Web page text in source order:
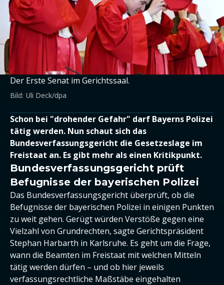
Der Erste Senat im Gerichtssaal.
Bild: Uli Deck/dpa
Schon bei "drohender Gefahr" darf Bayerns Polizei
tätig werden. Nun schaut sich das
Bundesverfassungsgericht die Gesetzeslage im
Freistaat an. Es gibt mehr als einen Kritikpunkt.
Bundesverfassungsgericht prüft
Befugnisse der bayerischen Polizei
Das Bundesverfassungsgericht überprüft, ob die
Befugnisse der bayerischen Polizei in einigen Punkten
zu weit gehen. Gerügt würden Verstöße gegen eine
Vielzahl von Grundrechten, sagte Gerichtspräsident
Stephan Harbarth in Karlsruhe. Es geht um die Frage,
wann die Beamten im Freistaat mit welchen Mitteln
tätig werden dürfen – und ob hier jeweils
verfassungsrechtliche Maßstäbe eingehalten